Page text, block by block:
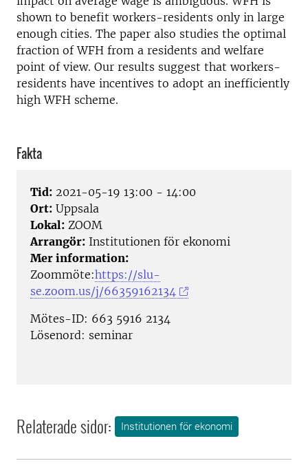
shown to benefit workers-residents only in large
enough cities. The paper also studies the optimal
fraction of WFH from a residents and welfare
point of view. Our results suggest that workers-
residents have incentives to adopt an inefficiently
high WFH scheme.
Fakta
Tid: 2021-05-19 13:00 - 14:00
Ort: Uppsala
Lokal: ZOOM
Arrangör: Institutionen för ekonomi
Mer information:
Zoommöte:https://slu-
se.zoom.us/j/66359162134
Mötes-ID: 663 5916 2134
Lösenord: seminar
Relaterade sidor: Institutionen för ekonomi